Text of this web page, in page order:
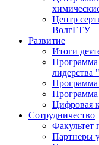
Центр
ВолгГТУ
Развитие
Итоги
Программа
лидерства
Программа
Цифровая
Сотрудничество
Факультет
Партнеры